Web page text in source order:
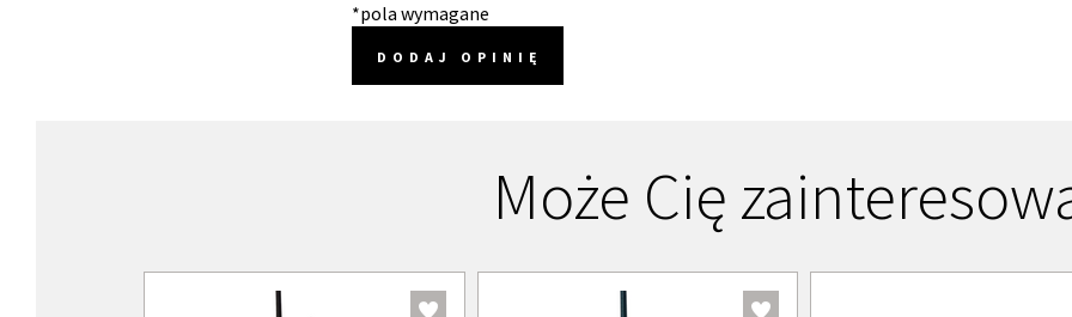
*pola wymagane
DODAJ OPINIĘ
Może Cię